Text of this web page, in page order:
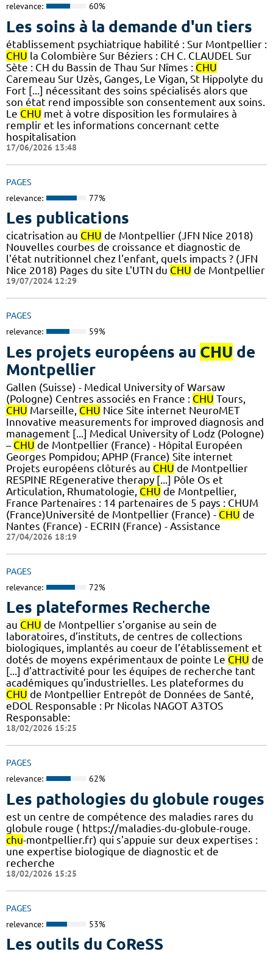
relevance: 60%
Les soins à la demande d'un tiers
établissement psychiatrique habilité : Sur Montpellier :
CHU la Colombière Sur Béziers : CH C. CLAUDEL Sur
Sète : CH du Bassin de Thau Sur Nîmes : CHU
Caremeau Sur Uzès, Ganges, Le Vigan, St Hippolyte du
Fort [...] nécessitant des soins spécialisés alors que
son état rend impossible son consentement aux soins.
Le CHU met à votre disposition les formulaires à
remplir et les informations concernant cette
hospitalisation
17/06/2026 13:48
PAGES
relevance: 77%
Les publications
cicatrisation au CHU de Montpellier (JFN Nice 2018)
Nouvelles courbes de croissance et diagnostic de
l'état nutritionnel chez l'enfant, quels impacts ? (JFN
Nice 2018) Pages du site L'UTN du CHU de Montpellier
19/07/2024 12:29
PAGES
relevance: 59%
Les projets européens au CHU de
Montpellier
Gallen (Suisse) - Medical University of Warsaw
(Pologne) Centres associés en France : CHU Tours,
CHU Marseille, CHU Nice Site internet NeuroMET
Innovative measurements for improved diagnosis and
management [...] Medical University of Lodz (Pologne)
– CHU de Montpellier (France) - Hôpital Européen
Georges Pompidou; APHP (France) Site internet
Projets européens clôturés au CHU de Montpellier
RESPINE REgenerative therapy [...] Pôle Os et
Articulation, Rhumatologie, CHU de Montpellier,
France Partenaires : 14 partenaires de 5 pays : CHUM
(France)Université de Montpellier (France) - CHU de
Nantes (France) - ECRIN (France) - Assistance
27/04/2026 18:19
PAGES
relevance: 72%
Les plateformes Recherche
au CHU de Montpellier s’organise au sein de
laboratoires, d’instituts, de centres de collections
biologiques, implantés au coeur de l’établissement et
dotés de moyens expérimentaux de pointe Le CHU de
[...] d’attractivité pour les équipes de recherche tant
académiques qu’industrielles. Les plateformes du
CHU de Montpellier Entrepôt de Données de Santé,
eDOL Responsable : Pr Nicolas NAGOT A3TOS
Responsable:
18/02/2026 15:25
PAGES
relevance: 62%
Les pathologies du globule rouges
est un centre de compétence des maladies rares du
globule rouge ( https://maladies-du-globule-rouge.
chu-montpellier.fr) qui s'appuie sur deux expertises :
une expertise biologique de diagnostic et de
recherche
18/02/2026 15:25
PAGES
relevance: 53%
Les outils du CoReSS